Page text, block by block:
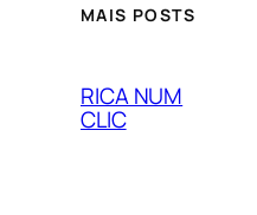
MAIS POSTS
RICA NUM
CLIC